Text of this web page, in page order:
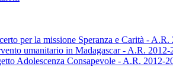
per la missione Speranza e Carità - A.R.
umanitario in Madagascar - A.R. 2012-
Adolescenza Consapevole - A.R. 2012-